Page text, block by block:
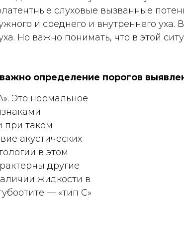
слуховые вызванные
и среднего и внутреннего
Но важно понимать, что в этой
определение порогов
Это нормальное
при таком
акустических
в этом
другие
жидкости в
— «тип С»